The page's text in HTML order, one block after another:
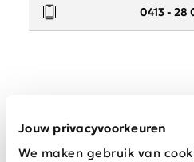
Jouw privacyvoorkeuren
We maken gebruik van
0413 - 28